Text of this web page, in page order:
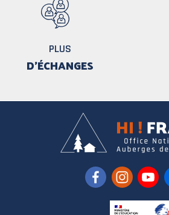
PLUS
D'ÉCHANGES